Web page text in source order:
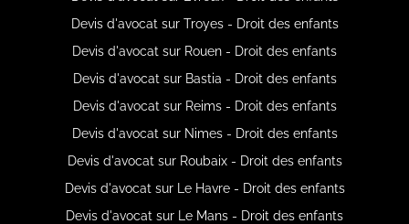
Devis d'avocat sur Troyes - Droit des enfants
Devis d'avocat sur Rouen - Droit des enfants
Devis d'avocat sur Bastia - Droit des enfants
Devis d'avocat sur Reims - Droit des enfants
Devis d'avocat sur Nimes - Droit des enfants
Devis d'avocat sur Roubaix - Droit des enfants
Devis d'avocat sur Le Havre - Droit des enfants
Devis d'avocat sur Le Mans - Droit des enfants